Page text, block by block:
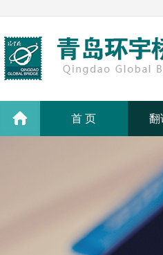
首 页 翻